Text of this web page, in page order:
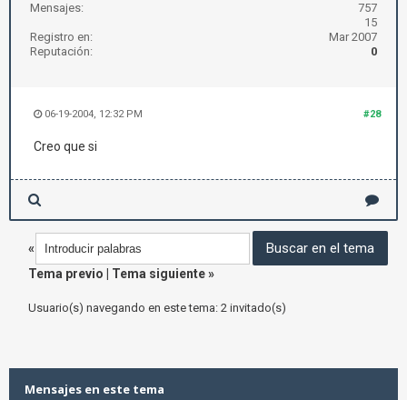
Mensajes:
757
15
Registro en:
Mar 2007
Reputación:
0
#28
06-19-2004, 12:32 PM
Creo que si
«
Tema previo
Tema siguiente»
Usuario(s) navegando en este tema: 2 invitado(s)
Mensajes en este tema